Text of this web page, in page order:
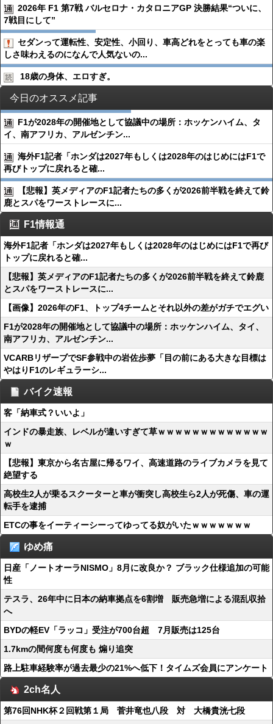
2026年 F1 第7戦 バルセロナ・カタロニアGP 決勝結果“ついに、
7戦目にして”
セダンって運転性、安定性、小回り、車高どれをとっても車の楽
しさ味わえるのになんで人気ないの...
18歳の身体、エロすぎ。
今日のオススメ記事
F1が2028年の開催地として協議中の場所：ホッケンハイム、タ
イ、南アフリカ、アルゼンチン...
海外F1記者「ホンダは2027年もしくは2028年のはじめにはF1で
再びトップに戻れると確...
【悲報】英メディアのF1記者たちの多くが2026前半戦を終えて鈴
鹿とスパをワーストレースに...
F1情報通
海外F1記者「ホンダは2027年もしくは2028年のはじめにはF1で再び
トップに戻れると確...
【悲報】英メディアのF1記者たちの多くが2026前半戦を終えて鈴鹿
とスパをワーストレースに...
【画像】2026年のF1、トップ4チームとそれ以外の差がガチでエグい
F1が2028年の開催地として協議中の場所：ホッケンハイム、タイ、
南アフリカ、アルゼンチン...
VCARBリザーブでSF参戦中の岩佐歩夢「目の前にある大きな目標は
やはりF1のレギュラーシ...
バイク速報
客「納車式？いいよ」
インドの暴走族、レベルが違いすぎて草ｗｗｗｗｗｗｗｗｗｗｗｗｗ
ｗ
【悲報】東京から名古屋に帰るワイ、高速道路のライブカメラを見て
絶望する
高校生2人が乗るスクーターと車が衝突し高校生ら2人が死傷、車の運
転手を逮捕
ETCの事をイーティーシーってゆってる奴がいたｗｗｗｗｗｗｗ
ゆめ痛
日産「ノートオーラNISMO」8月に改良か？ ブラック仕様追加の可能
性
テスラ、26年中に日本の納車拠点を6割増 販売急増による混乱収拾
へ
BYDの軽EV「ラッコ」受注が700台超 7月販売は125台
1.7kmの間何度も何度も 煽り追突
路上駐車経験率が過去最少の21%へ低下！タイムズ会員にアンケート
2ch名人
第76回NHK杯２回戦第１局 菅井竜也八段 対 大橋貴洸七段